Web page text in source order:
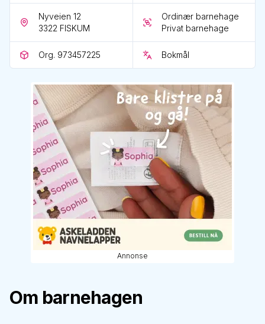
Nyveien 12
3322 FISKUM
Ordinær barnehage
Privat barnehage
Org. 973457225 Bokmål
Annonse
Om barnehagen